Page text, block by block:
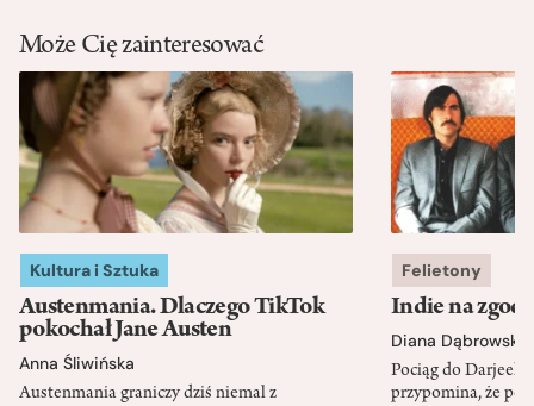
Może Cię zainteresować
Kultura i Sztuka
Austenmania. Dlaczego TikTok
pokochał Jane Austen
Anna Śliwińska
Austenmania graniczy dziś niemal z
Felietony
Indie na
Diana Dąbrowska
Pociąg do
przypomina, że